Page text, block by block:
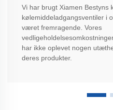
Vi har brugt Xiamen Bestyns
kølemiddeladgangsventiler i
været fremragende. Vores
har ikke oplevet nogen
deres produkter.